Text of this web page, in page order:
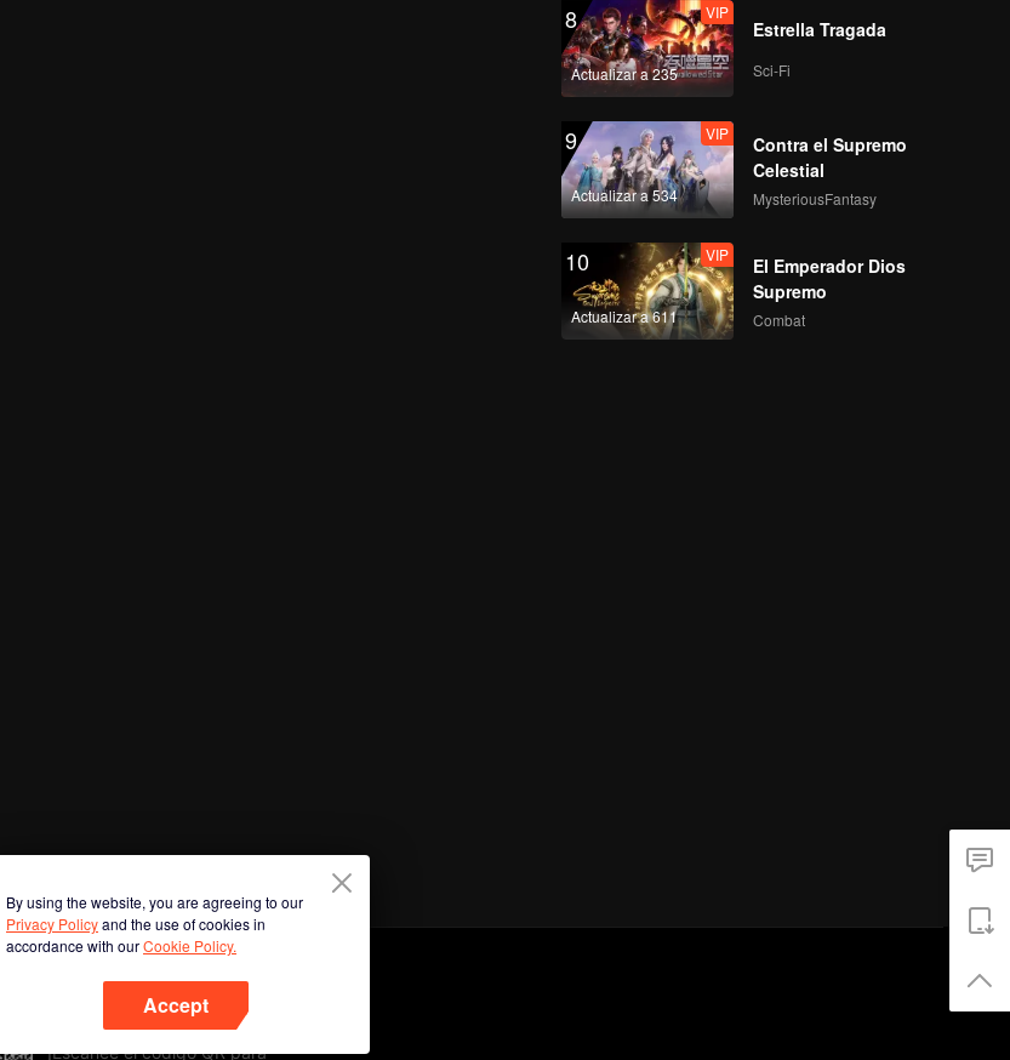
8
Actualizar a 235
VIP
Estrella Tragada
Sci-Fi
9
Actualizar a 534
VIP
Contra el Supremo
Celestial
MysteriousFantasy
10
Actualizar a 611
VIP
El Emperador Dios
Supremo
Combat
By using the website, you are agreeing to our
Privacy Policyand the use of cookies in
accordance with ourCookie Policy.
Accept
¡Escanee el código QR para